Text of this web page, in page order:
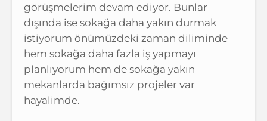
görüşmelerim devam ediyor. Bunlar
dışında ise sokağa daha yakın durmak
istiyorum önümüzdeki zaman diliminde
hem sokağa daha fazla iş yapmayı
planlıyorum hem de sokağa yakın
mekanlarda bağımsız projeler var
hayalimde.